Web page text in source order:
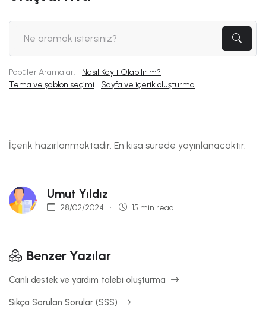
Popüler Aramalar:
Nasıl Kayıt Olabilirim?
Tema ve şablon seçimi
Sayfa ve içerik oluşturma
İçerik hazırlanmaktadır. En kısa sürede yayınlanacaktır.
Umut Yıldız
28/02/2024 15 min read
Benzer Yazılar
Canlı destek ve yardım talebi oluşturma
Sıkça Sorulan Sorular (SSS)